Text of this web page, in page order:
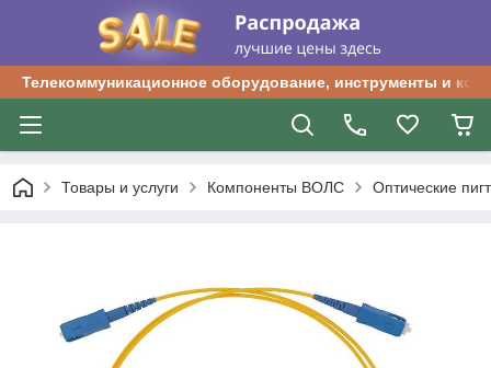
Телекоммуникационное оборудование, инструменты и
Товары и услуги Компоненты ВОЛС Оптические